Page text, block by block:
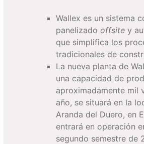
Wallex es un sistema
panelizado offsitey
que simplifica los
tradicionales de
La nueva planta de
una capacidad de
aproximadamente mil
año, se situará en la
Aranda del Duero, en
entrará en operación
segundo semestre de